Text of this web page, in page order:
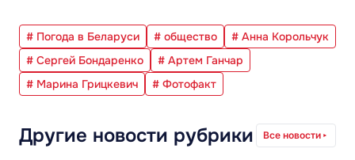
# Погода в Беларуси # общество
# Анна Корольчук
# Сергей Бондаренко
# Артем Ганчар
# Марина Грицкевич
# Фотофакт
Другие новости рубрики Все новости